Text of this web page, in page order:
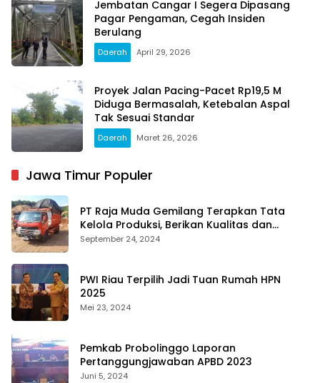
Jembatan Cangar I Segera Dipasang
Pagar Pengaman, Cegah Insiden
Berulang
Daerah April 29, 2026
Proyek Jalan Pacing-Pacet Rp19,5 M
Diduga Bermasalah, Ketebalan Aspal
Tak Sesuai Standar
Daerah Maret 26, 2026
Jawa Timur Populer
PT Raja Muda Gemilang Terapkan Tata
Kelola Produksi, Berikan Kualitas dan
Keselamatan Kerja Terbaik
September 24, 2024
PWI Riau Terpilih Jadi Tuan Rumah HPN
2025
Mei 23, 2024
Pemkab Probolinggo Laporan
Pertanggungjawaban APBD 2023
Juni 5, 2024